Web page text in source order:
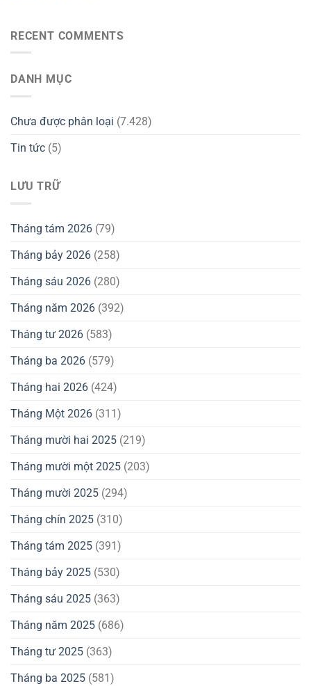
RECENT COMMENTS
DANH MỤC
Chưa được phân loại (7.428)
Tin tức (5)
LƯU TRỮ
Tháng tám 2026 (79)
Tháng bảy 2026 (258)
Tháng sáu 2026 (280)
Tháng năm 2026 (392)
Tháng tư 2026 (583)
Tháng ba 2026 (579)
Tháng hai 2026 (424)
Tháng Một 2026 (311)
Tháng mười hai 2025 (219)
Tháng mười một 2025 (203)
Tháng mười 2025 (294)
Tháng chín 2025 (310)
Tháng tám 2025 (391)
Tháng bảy 2025 (530)
Tháng sáu 2025 (363)
Tháng năm 2025 (686)
Tháng tư 2025 (363)
Tháng ba 2025 (581)